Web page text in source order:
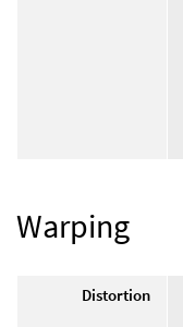
Warping
Distortion